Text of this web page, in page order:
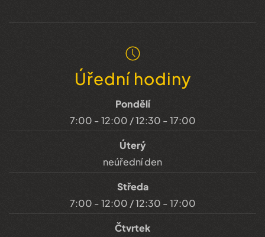
Úřední hodiny
Pondělí
7:00 - 12:00 / 12:30 - 17:00
Úterý
neúřední den
Středa
7:00 - 12:00 / 12:30 - 17:00
Čtvrtek